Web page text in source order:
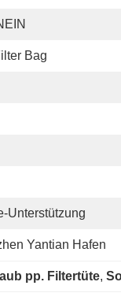
Bag
Unterstützung
Yantian Hafen
pp. Filtertüte,